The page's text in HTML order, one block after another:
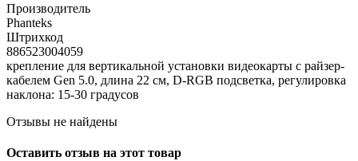
Производитель
Phanteks
Штрихкод
886523004059
крепление для вертикальной установки видеокарты с райзер-
кабелем Gen 5.0, длина 22 см, D-RGB подсветка, регулировка
наклона: 15-30 градусов
Отзывы не найдены
Оставить отзыв на этот товар